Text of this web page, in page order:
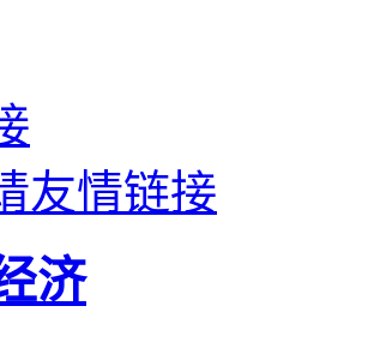
友情链接
济